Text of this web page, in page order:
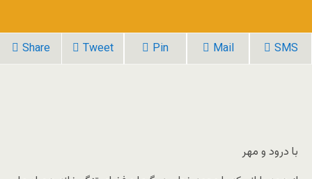
Share Tweet Pin Mail SMS
با درود و مهر